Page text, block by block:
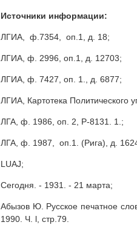
Источники информации:
ЛГИА, ф.7354, оп.1, д. 18;
ЛГИА, ф. 2996, оп.1, д. 12703;
ЛГИА, ф. 7427, оп. 1., д. 6877;
ЛГИА, Картотека Политического
ЛГА, ф. 1986, оп. 2, P-8131. 1.;
ЛГА, ф. 1987, оп.1. (Рига), д.
LUAJ;
Сегодня. - 1931. - 21 мapтa;
Абызов Ю. Русское печатное
1990. Ч. l, стр.79.